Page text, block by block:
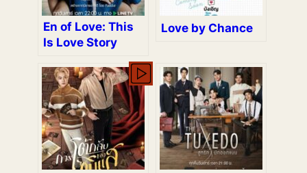
En of Love: This
Is Love Story
Love by Chance